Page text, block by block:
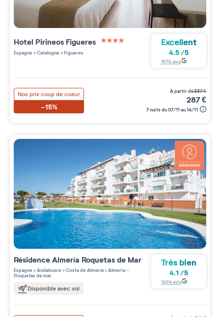
Hotel Pirineos Figueres
Espagne>Catalogne>Figueres
Excellent
4.5/5
1976avis
Nos prix coup de coeur
-15%
à partir de337€
287€
7 nuits du 07/11 au 14/11
RésidenceAlmería Roquetas de Mar
Espagne>Andalousie>Costa de Almería>Almeria -
Roquetas de mar
Disponible avec vol
Très bien
4.1 /5
1694avis